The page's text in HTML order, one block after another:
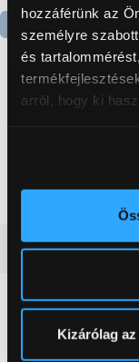
hozzáférünk az
személyre
és
arról, hogy ki
Az Ön
módjairól és
pontban.
Kizárólag
Gorenje
Vásárlói